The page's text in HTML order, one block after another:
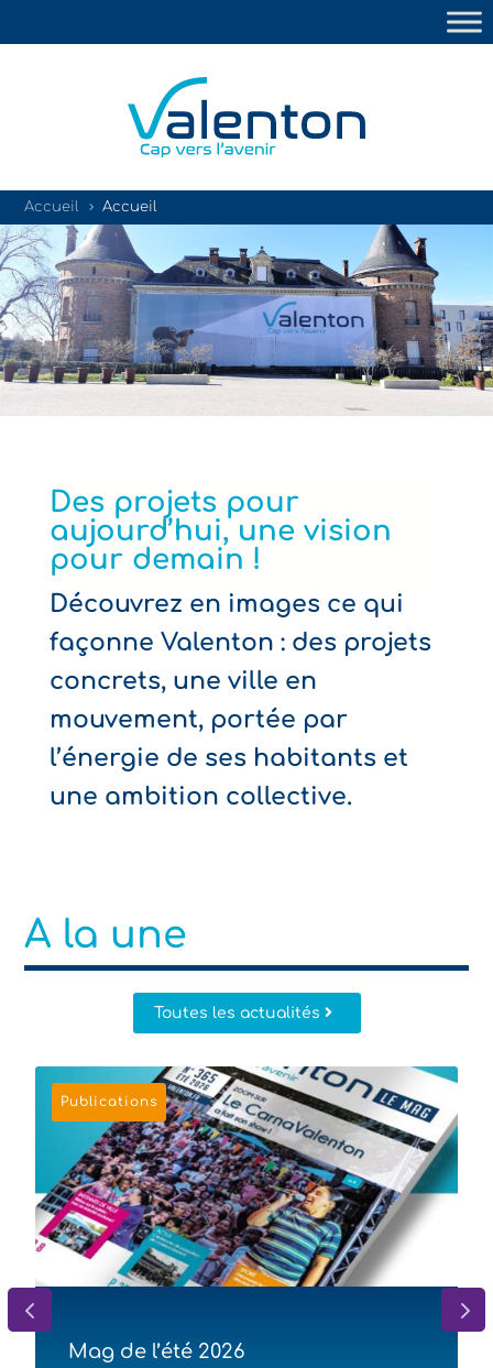
Accueil 5 Accueil
Des projets pour
aujourd’hui, une vision
pour demain !
Découvrez en images ce qui
façonne Valenton : des projets
concrets, une ville en
mouvement, portée par
l’énergie de ses habitants et
une ambition collective.
A la une
Toutes les actualités
Publications
Mag de l’été 2026